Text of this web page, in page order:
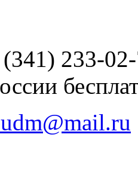
233-